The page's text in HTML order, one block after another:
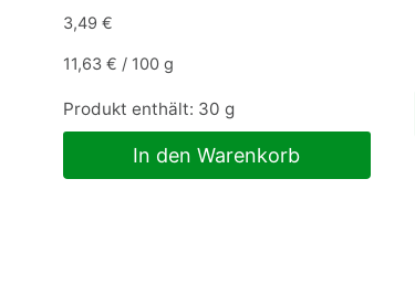
3,49 €
11,63 € / 100 g
Produkt enthält: 30 g
In den Warenkorb